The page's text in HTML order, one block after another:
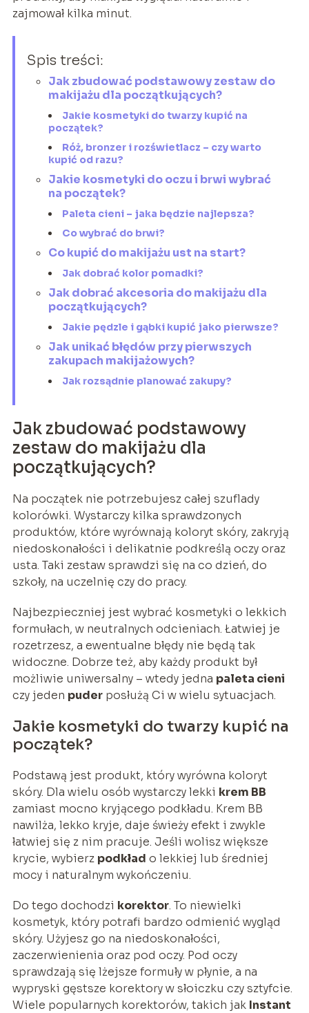
zajmował kilka minut.
Spis treści:
Jak zbudować podstawowy zestaw do
makijażu dla początkujących?
Jakie kosmetyki do twarzy kupić na
początek?
Róż, bronzer i rozświetlacz – czy warto
kupić od razu?
Jakie kosmetyki do oczu i brwi wybrać
na początek?
Paleta cieni – jaka będzie najlepsza?
Co wybrać do brwi?
Co kupić do makijażu ust na start?
Jak dobrać kolor pomadki?
Jak dobrać akcesoria do makijażu dla
początkujących?
Jakie pędzle i gąbki kupić jako pierwsze?
Jak unikać błędów przy pierwszych
zakupach makijażowych?
Jak rozsądnie planować zakupy?
Jak zbudować podstawowy
zestaw do makijażu dla
początkujących?
Na początek nie potrzebujesz całej szuflady
kolorówki. Wystarczy kilka sprawdzonych
produktów, które wyrównają koloryt skóry, zakryją
niedoskonałości i delikatnie podkreślą oczy oraz
usta. Taki zestaw sprawdzi się na co dzień, do
szkoły, na uczelnię czy do pracy.
Najbezpieczniej jest wybrać kosmetyki o lekkich
formułach, w neutralnych odcieniach. Łatwiej je
rozetrzesz, a ewentualne błędy nie będą tak
widoczne. Dobrze też, aby każdy produkt był
możliwie uniwersalny – wtedy jedna paleta cieni
czy jeden puderposłużą Ci w wielu sytuacjach.
Jakie kosmetyki do twarzy kupić na
początek?
Podstawą jest produkt, który wyrówna koloryt
skóry. Dla wielu osób wystarczy lekki krem BB
zamiast mocno kryjącego podkładu. Krem BB
nawilża, lekko kryje, daje świeży efekt i zwykle
łatwiej się z nim pracuje. Jeśli wolisz większe
krycie, wybierz podkład o lekkiej lub średniej
mocy i naturalnym wykończeniu.
Do tego dochodzi korektor. To niewielki
kosmetyk, który potrafi bardzo odmienić wygląd
skóry. Użyjesz go na niedoskonałości,
zaczerwienienia oraz pod oczy. Pod oczy
sprawdzają się lżejsze formuły w płynie, a na
wypryski gęstsze korektory w słoiczku czy sztyfcie.
Wiele popularnych korektorów, takich jak Instant